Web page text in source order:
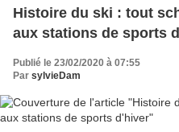
Histoire du ski : tout
aux stations de sports
Publié le 23/02/2020 à 07:55
Par sylvieDam